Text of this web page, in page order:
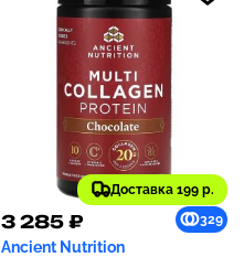
Доставка 199 р.
3 285 ₽ 329
Ancient Nutrition